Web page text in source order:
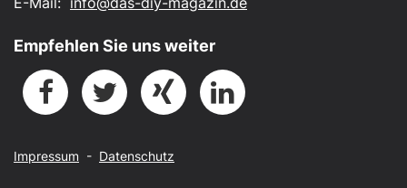
Empfehlen Sie uns weiter
Impressum - Datenschutz